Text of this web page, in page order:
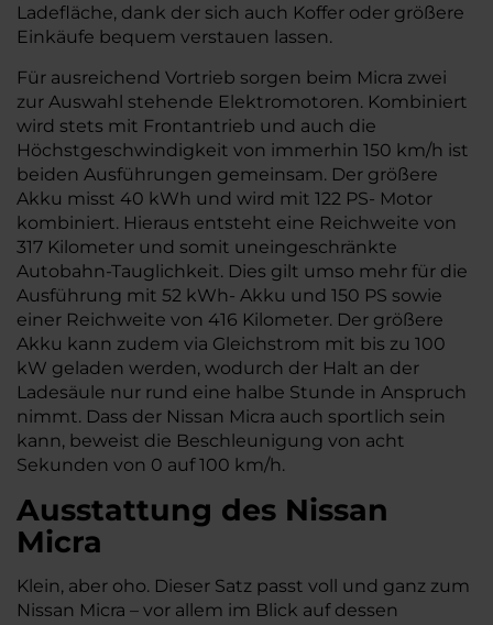
Ladefläche, dank der sich auch Koffer oder größere
Einkäufe bequem verstauen lassen.
Für ausreichend Vortrieb sorgen beim Micra zwei
zur Auswahl stehende Elektromotoren. Kombiniert
wird stets mit Frontantrieb und auch die
Höchstgeschwindigkeit von immerhin 150 km/h ist
beiden Ausführungen gemeinsam. Der größere
Akku misst 40 kWh und wird mit 122 PS- Motor
kombiniert. Hieraus entsteht eine Reichweite von
317 Kilometer und somit uneingeschränkte
Autobahn-Tauglichkeit. Dies gilt umso mehr für die
Ausführung mit 52 kWh- Akku und 150 PS sowie
einer Reichweite von 416 Kilometer. Der größere
Akku kann zudem via Gleichstrom mit bis zu 100
kW geladen werden, wodurch der Halt an der
Ladesäule nur rund eine halbe Stunde in Anspruch
nimmt. Dass der Nissan Micra auch sportlich sein
kann, beweist die Beschleunigung von acht
Sekunden von 0 auf 100 km/h.
Ausstattung des Nissan
Micra
Klein, aber oho. Dieser Satz passt voll und ganz zum
Nissan Micra – vor allem im Blick auf dessen